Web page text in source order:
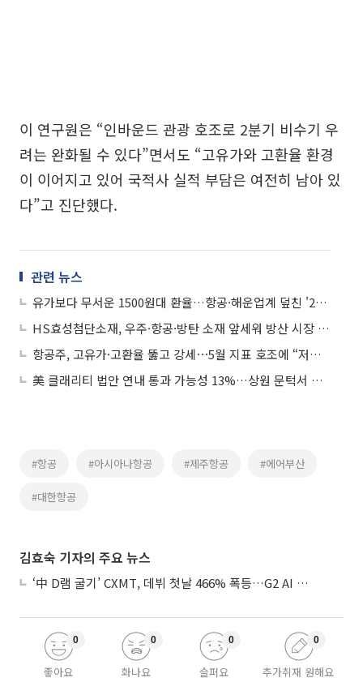
이 연구원은 “인바운드 관광 호조로 2분기 비수기 우
려는 완화될 수 있다”면서도 “고유가와 고환율 환경
이 이어지고 있어 국적사 실적 부담은 여전히 남아 있
다”고 진단했다.
관련 뉴스
유가보다 무서운 1500원대 환율…항공·해운업계 덮친 '2차 충격’
HS효성첨단소재, 우주·항공·방탄 소재 앞세워 방산 시장 공략
항공주, 고유가·고환율 뚫고 강세⋯5월 지표 호조에 “저점 매수”
美 클래리티 법안 연내 통과 가능성 13%…상원 문턱서 제동
#항공 #아시아나항공 #제주항공 #에어부산
#대한항공
김효숙 기자의 주요 뉴스
‘中 D램 굴기’ CXMT, 데뷔 첫날 466% 폭등…G2 AI 패권 ‘쩐의 전쟁’
좋아요
0
화나요
0
슬퍼요
0
추가취재 원해요
0